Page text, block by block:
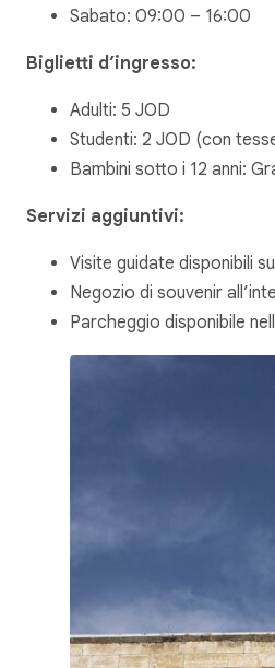
Sabato: 09:00 – 16:00
Biglietti d’ingresso:
Adulti: 5 JOD
Studenti: 2 JOD (con
Bambini sotto i 12 anni:
Servizi aggiuntivi:
Visite guidate disponibili
Negozio di souvenir
Parcheggio disponibile